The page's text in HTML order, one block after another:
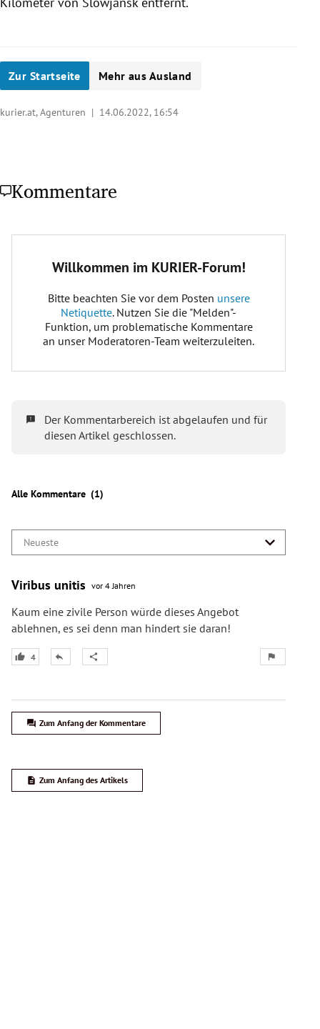
Zur Startseite Mehr aus Ausland
kurier.at, Agenturen | 14.06.2022, 16:54
Kommentare